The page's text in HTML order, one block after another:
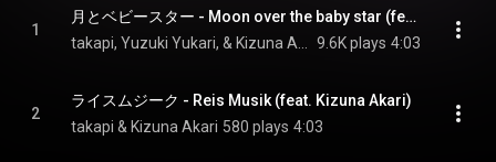
1
月とベビースター - Moon over the baby star (feat. Yuzuki Yukari&Kizuna Akari)
9.6K plays 4:03
2
ライスムジーク - Reis Musik (feat. Kizuna Akari)
takapi & Kizuna Akari 580 plays 4:03